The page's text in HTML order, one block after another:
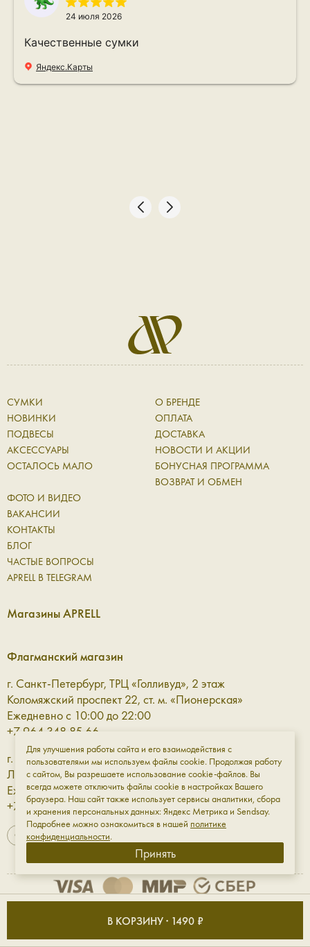
В КОРЗИНУ · 1490 ₽
24 июля 2026
Качественные сумки
Яндекс.Карты
СУМКИ
НОВИНКИ
ПОДВЕСЫ
АКСЕССУАРЫ
ОСТАЛОСЬ МАЛО
О БРЕНДЕ
ОПЛАТА
ДОСТАВКА
НОВОСТИ И АКЦИИ
БОНУСНАЯ ПРОГРАММА
ВОЗВРАТ И ОБМЕН
ФОТО И ВИДЕО
ВАКАНСИИ
КОНТАКТЫ
БЛОГ
ЧАСТЫЕ ВОПРОСЫ
APRELL В TELEGRAM
Магазины APRELL
Флагманский магазин
г. Санкт-Петербург, ТРЦ «Голливуд», 2 этаж
Коломяжский проспект 22, ст. м. «Пионерская»
Ежедневно с 10:00 до 22:00
+7 964 348 85 66
г. Санкт-Петербург, ТРЦ «Галерея» 3 этаж
Лиговский проспект, 30а, ст. м. «Площадь Восстания»
Ежедневно с 10:00 до 23:00
+7 961 811-18-98
ИП Мирфазы Сергей Владимирович ИНН: 501820516976
Для улучшения работы сайта и его взаимодействия с
пользователями мы используем файлы cookie. Продолжая работу
с сайтом, Вы разрешаете использование cookie-файлов. Вы
всегда можете отключить файлы cookie в настройках Вашего
браузера. Наш сайт также использует сервисы аналитики, сбора
и хранения персональных данных: Яндекс Метрика и Sendsay.
Подробнее можно ознакомиться в нашей политике
конфиденциальности.
Принять